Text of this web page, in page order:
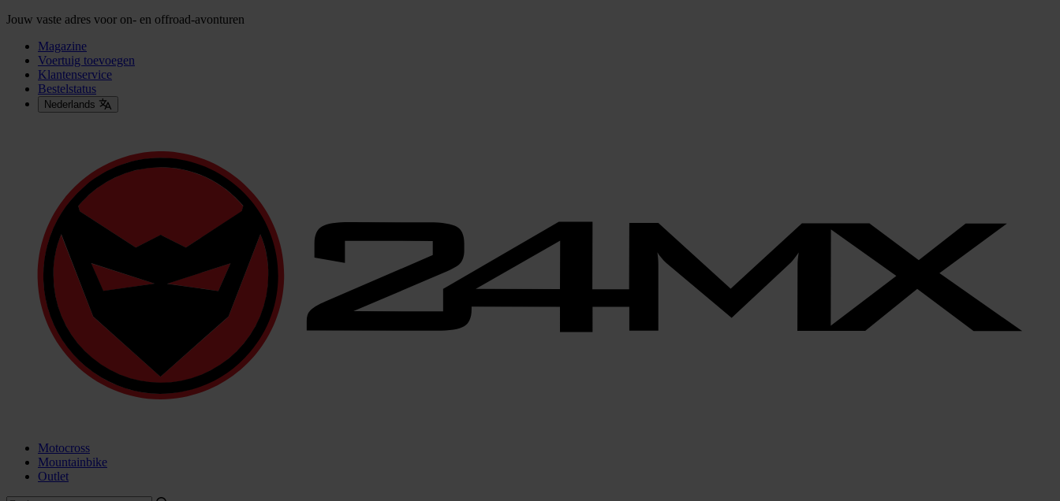
Jouw vaste adres voor on- en offroad-avonturen
Magazine
Voertuig toevoegen
Klantenservice
Bestelstatus
Nederlands
Motocross
Mountainbike
Outlet